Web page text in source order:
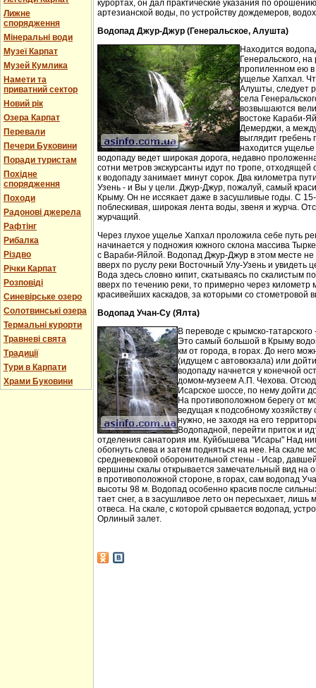
Лижне
спорядження
Мінеральні води
Музеї Карпат
Музей Кумлика
Намети та
приватний сектор
Новий рік
Озера Карпат
Перевали
Печери Буковини
Поради туристам
Похідне
спорядження
Походи
Радонові джерела
Рафтінг
Рибалка
Різдво
Річки Карпат
Розповіді
Синевірське озеро
Солотвинські озера
Термальні курорти
Травневі свята
Традиції
Тури в Карпати
Храми Буковини
курортах, он дал практические указания по
артезианской воды, по устройству дождемеров,
Водопад Джур-Джур (Генеральское, Алушта)
Находится
Генеральского,
пропиленном ею в
ущелье Хапхал.
Алушты, следует
села
возвышаются
востоке Караби-
Демерджи, а
выглядит гребень
находится
водопаду ведет широкая дорога, недавно
сотни метров экскурсанты идут по тропе, отходящей
к водопаду занимает минут сорок. Два километра
Узень - и Вы у цели. Джур-Джур, пожалуй, самый
Крыму. Он не иссякает даже в засушливые годы. С
поблескивая, широкая лента воды, звеня и журча.
журчащий.
Через глухое ущелье Хапхал проложила себе путь
начинается у подножия южного склона массива
с Вараби-Яйлой. Водопад Джур-Джур в этом месте
вверх по руслу реки Восточный Улу-Узень и увидеть
Вода здесь словно кипит, скатываясь по скалистым
вверх по течению реки, то примерно через километр
красивейших каскадов, за которыми со стометровой
Водопад Учан-Су (Ялта)
В переводе с крымско-
Это самый большой в Крыму
км от города, в горах. До него
(идущем с автовокзала) или
водопаду начнется у конечной
домом-музеем А.П. Чехова.
Исарское шоссе, по нему дойти
На противоположном берегу от
ведущая к подсобному
нужно, не заходя на его
Водопадной, перейти приток и
отделения санатория им. Куйбышева "Исары" Над
обогнуть слева и затем подняться на нее. На скале
средневековой оборонительной стены - Исар,
вершины скалы открывается замечательный вид на
в противоположной стороне, в горах, сам водопад
высоты 98 м. Водопад особенно красив после
тает снег, а в засушливое лето он пересыхает, лишь
отвеса. На скале, с которой срывается водопад,
Орлиный залет.